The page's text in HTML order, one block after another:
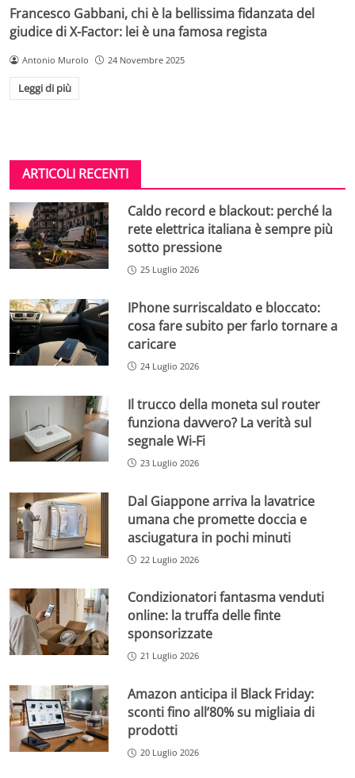
Francesco Gabbani, chi è la bellissima fidanzata del
giudice di X-Factor: lei è una famosa regista
Antonio Murolo 24 Novembre 2025
Leggi di più
ARTICOLI RECENTI
Caldo record e blackout: perché la
rete elettrica italiana è sempre più
sotto pressione
25 Luglio 2026
IPhone surriscaldato e bloccato:
cosa fare subito per farlo tornare a
caricare
24 Luglio 2026
Il trucco della moneta sul router
funziona davvero? La verità sul
segnale Wi-Fi
23 Luglio 2026
Dal Giappone arriva la lavatrice
umana che promette doccia e
asciugatura in pochi minuti
22 Luglio 2026
Condizionatori fantasma venduti
online: la truffa delle finte
sponsorizzate
21 Luglio 2026
Amazon anticipa il Black Friday:
sconti fino all’80% su migliaia di
prodotti
20 Luglio 2026